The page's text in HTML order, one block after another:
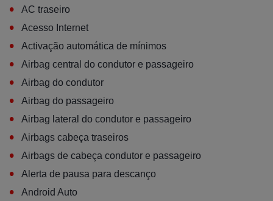
• AC traseiro
• Acesso Internet
• Activação automática de mínimos
• Airbag central do condutor e passageiro
• Airbag do condutor
• Airbag do passageiro
• Airbag lateral do condutor e passageiro
• Airbags cabeça traseiros
• Airbags de cabeça condutor e passageiro
• Alerta de pausa para descanço
• Android Auto